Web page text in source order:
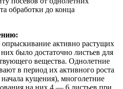
обработки до конца
опрыскивание активно растущих
было достаточно листьев для
вещества. Однолетние
в период их активного роста
кущения), многолетние